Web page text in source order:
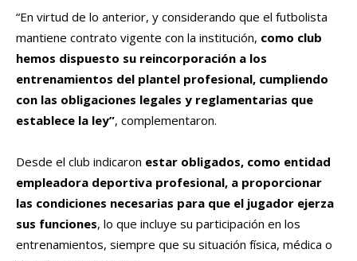
“En virtud de lo anterior, y considerando que el futbolista
mantiene contrato vigente con la institución, como club
hemos dispuesto su reincorporación a los
entrenamientos del plantel profesional, cumpliendo
con las obligaciones legales y reglamentarias que
establece la ley”, complementaron.
Desde el club indicaron estar obligados, como entidad
empleadora deportiva profesional, a proporcionar
las condiciones necesarias para que el jugador ejerza
sus funciones, lo que incluye su participación en los
entrenamientos, siempre que su situación física, médica o